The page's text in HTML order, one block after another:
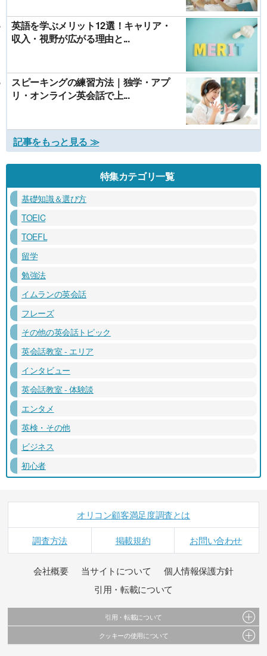
英語を学ぶメリット12選！キャリア・
収入・視野が広がる理由と...
スピーキングの練習方法｜独学・アプ
リ・オンライン英会話で上...
記事をもっと見る ≫
特集カテゴリ一覧
基礎知識＆選び方
TOEIC
TOEFL
留学
勉強法
イムランの英会話
フレーズ
その他の英会話トピック
英会話教室 - エリア
インタビュー
英会話教室 - 体験談
エンタメ
英検・その他
ビジネス
初心者
オリコン顧客満足度調査とは
調査方法 掲載規約 お問い合わせ
会社概要 当サイトについて
個人情報保護方針
引用・転載について
引用・転載について
当サイトで公開されている情報（文字、写真、イラスト、画像データ等）及びこれらの配
クッキーの使用について